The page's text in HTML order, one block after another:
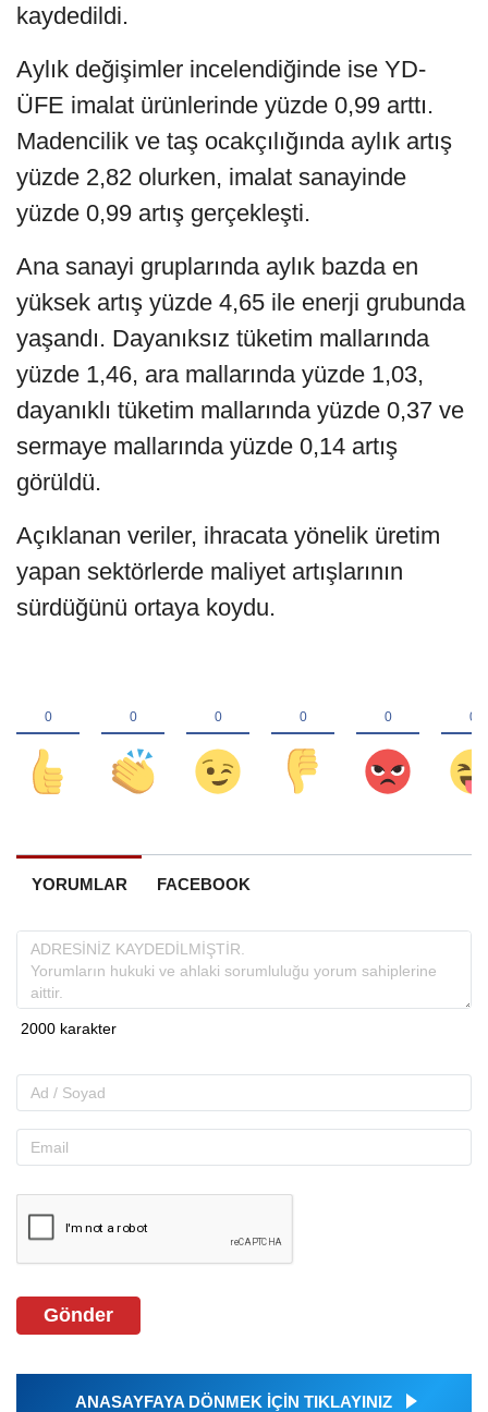
kaydedildi.
Aylık değişimler incelendiğinde ise YD-
ÜFE imalat ürünlerinde yüzde 0,99 arttı.
Madencilik ve taş ocakçılığında aylık artış
yüzde 2,82 olurken, imalat sanayinde
yüzde 0,99 artış gerçekleşti.
Ana sanayi gruplarında aylık bazda en
yüksek artış yüzde 4,65 ile enerji grubunda
yaşandı. Dayanıksız tüketim mallarında
yüzde 1,46, ara mallarında yüzde 1,03,
dayanıklı tüketim mallarında yüzde 0,37 ve
sermaye mallarında yüzde 0,14 artış
görüldü.
Açıklanan veriler, ihracata yönelik üretim
yapan sektörlerde maliyet artışlarının
sürdüğünü ortaya koydu.
YORUMLAR FACEBOOK
Gönder
ANASAYFAYA DÖNMEK İÇİN TIKLAYINIZ